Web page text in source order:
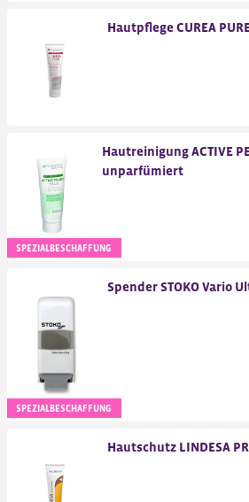
Hautpflege CUREA
SPEZIALBESCHAFFUNG
Hautreinigung ACTIVE
unparfümiert
SPEZIALBESCHAFFUNG
Spender STOKO Vario
Hautschutz LINDESA